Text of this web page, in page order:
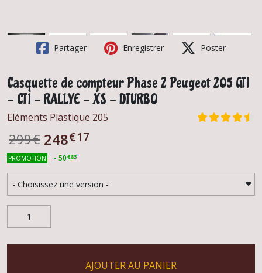
Partager Enregistrer Poster
Casquette de compteur Phase 2 Peugeot 205 GTI
- CTI - RALLYE - XS - DTURBO
Eléments Plastique 205
299€ 248€17
PROMOTION - 50€83
AJOUTER AU PANIER